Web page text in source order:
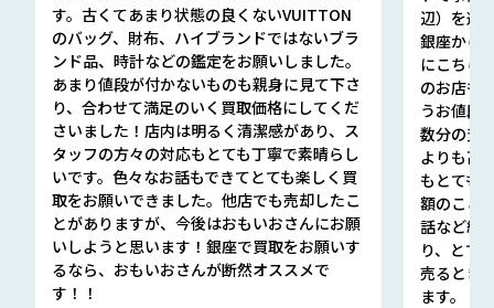
す。古くてあまり状態の良くないVUITTON
のバッグ、財布、ハイブランドではないブラ
ンド品、時計などの鑑定をお願いしました。
あまり値段が付かないものも親身に見て下さ
り、合わせて満足のいく買取価格にしてくだ
さいました！店内は明るく清潔感があり、ス
タッフの方々の対応もとても丁寧で素晴らし
いです。色々なお話もできてとても楽しく買
取をお願いできました。他店でも売却したこ
とがありますが、今後はおもいおさんにお願
いしようと思います！銀座で買取をお願いす
るなら、おもいおさんが断然オススメで
す！！
辺）を選
銀座から
にこちら
のお店も
うお値段
数分の査
よりも高
もとても
額のこと
話など細
り、とて
売るとき
ます。